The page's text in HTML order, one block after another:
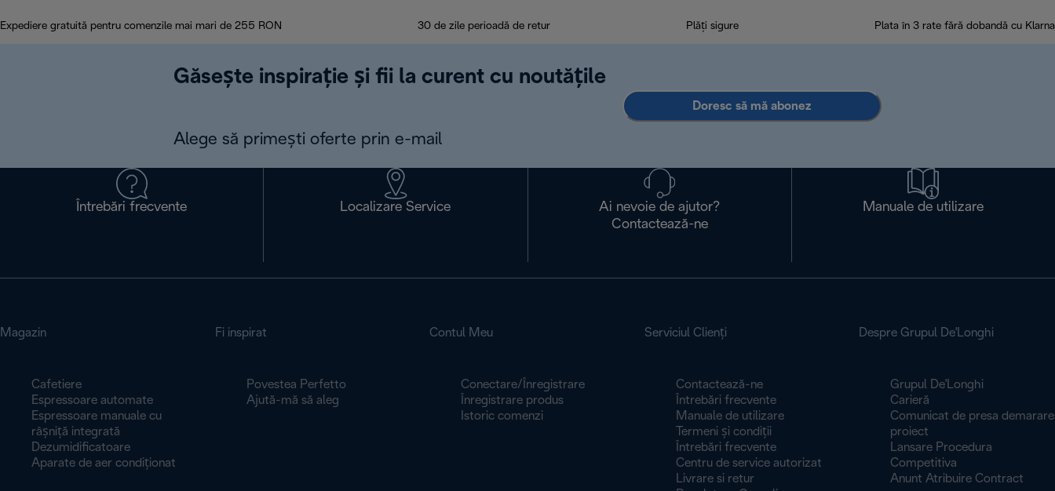
Expediere gratuită pentru comenzile mai mari de 255 RON 30 de zile perioadă de retur Plăți sigure Plata în 3 rate fără dobandă cu Klarna
Găsește inspirație și fii la curent cu noutățile
Alege să primești oferte prin e-mail
Doresc să mă abonez
Întrebări frecvente Localizare Service
Ai nevoie de ajutor?
Contactează-ne
Manuale de utilizare
Magazin
Cafetiere
Espressoare automate
Espressoare manuale cu
râșniță integrată
Dezumidificatoare
Aparate de aer condiționat
Fi inspirat
Povestea Perfetto
Ajută-mă să aleg
Contul Meu
Conectare/Înregistrare
Înregistrare produs
Istoric comenzi
Serviciul Clienţi
Contactează-ne
Întrebări frecvente
Manuale de utilizare
Termeni și condiți​​​​​​​i
Întrebări frecvente
Centru de service autorizat
Livrare si retur
Despre Grupul De'Longhi
Grupul De'Longhi
Carieră
Comunicat de presa demarare
proiect
Lansare Procedura
Competitiva
Anunt Atribuire Contract